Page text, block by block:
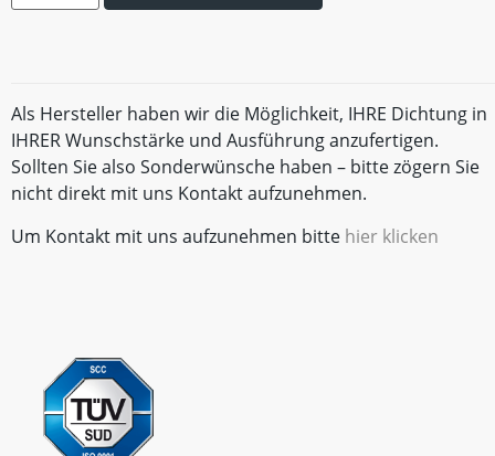
Als Hersteller haben wir die Möglichkeit, IHRE Dichtung in
IHRER Wunschstärke und Ausführung anzufertigen.
Sollten Sie also Sonderwünsche haben – bitte zögern Sie
nicht direkt mit uns Kontakt aufzunehmen.
Um Kontakt mit uns aufzunehmen bitte hier klicken